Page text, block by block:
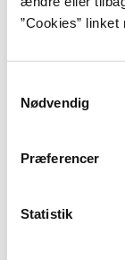
”Cookies” linket
Nødvendig
Præferencer
Statistik
Filtrer
Type